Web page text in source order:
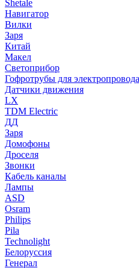
Shetale
Навигатор
Вилки
Заря
Китай
Макел
Светоприбор
Гофротрубы для электропровода
Датчики движения
LX
TDM Electric
ДД
Заря
Домофоны
Дроселя
Звонки
Кабель каналы
Лампы
ASD
Osram
Philips
Pila
Technolight
Белоруссия
Генерал